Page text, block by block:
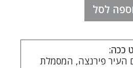
לסל
ככה:
העיר פירנצה, המסמלת